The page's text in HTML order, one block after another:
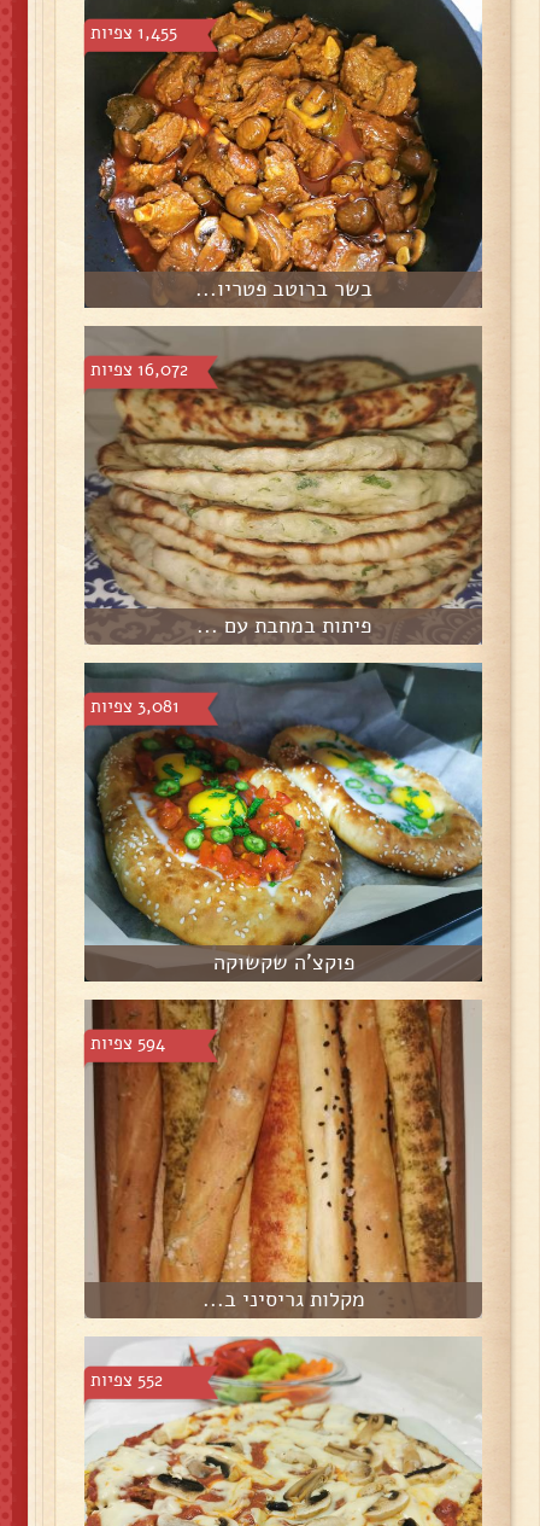
1,455 צפיות
בשר ברוטב פטריו...
16,072 צפיות
פיתות במחבת עם ...
3,081 צפיות
פוקצ'ה שקשוקה
594 צפיות
מקלות גריסיני ב...
552 צפיות